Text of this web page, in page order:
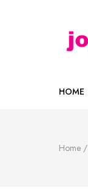
HOME
Home /